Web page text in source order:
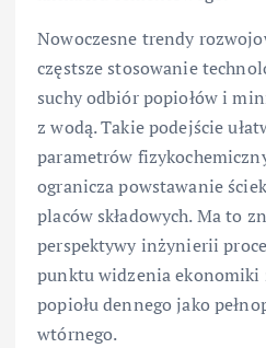
Nowoczesne trendy
częstsze stosowanie
suchy odbiór popiołów i
z wodą. Takie podejście
parametrów
ogranicza powstawanie
placów składowych. Ma to
perspektywy inżynierii
punktu widzenia ekonomiki
popiołu dennego jako
wtórnego.